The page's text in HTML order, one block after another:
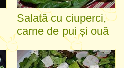
Salată cu ciuperci,
carne de pui și ouă